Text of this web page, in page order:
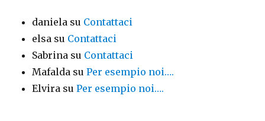
daniela su Contattaci
elsa su Contattaci
Sabrina su Contattaci
Mafalda suPer esempio noi….
Elvira suPer esempio noi….